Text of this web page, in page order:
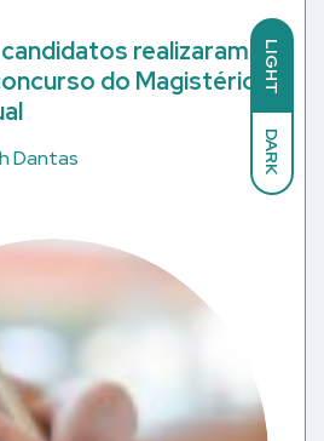
LIGHT
DARK
realizaram
do Magistério
Dantas